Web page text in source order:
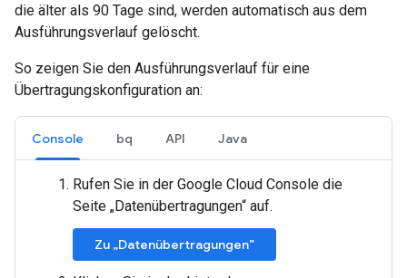
die älter als 90 Tage sind, werden automatisch aus dem
Ausführungsverlauf gelöscht.
So zeigen Sie den Ausführungsverlauf für eine
Übertragungskonfiguration an:
Console bq API Java
Rufen Sie in der Google Cloud Console die
Seite „Datenübertragungen“ auf.
Zu „Datenübertragungen”